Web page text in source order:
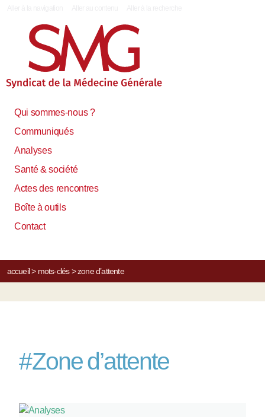
Qui sommes-nous ?
Communiqués
Analyses
Santé & société
Actes des rencontres
Boîte à outils
Contact
accueil> mots-clés> zone d’attente
#Zone d’attente